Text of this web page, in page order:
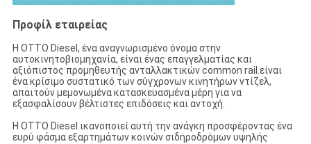
Προφίλ εταιρείας
Η OTTO Diesel, ένα αναγνωρισμένο όνομα στην
αυτοκινητοβιομηχανία, είναι ένας επαγγελματίας και
αξιόπιστος προμηθευτής ανταλλακτικών common rail.είναι
ένα κρίσιμο συστατικό των σύγχρονων κινητήρων ντίζελ,
απαιτούν μεμονωμένα κατασκευασμένα μέρη για να
εξασφαλίσουν βέλτιστες επιδόσεις και αντοχή.
Η OTTO Diesel ικανοποιεί αυτή την ανάγκη προσφέροντας ένα
ευρύ φάσμα εξαρτημάτων κοινών σιδηροδρόμων υψηλής